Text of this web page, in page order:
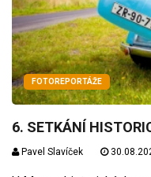
FOTOREPORTÁŽE
6. SETKÁNÍ
Pavel Slavíček